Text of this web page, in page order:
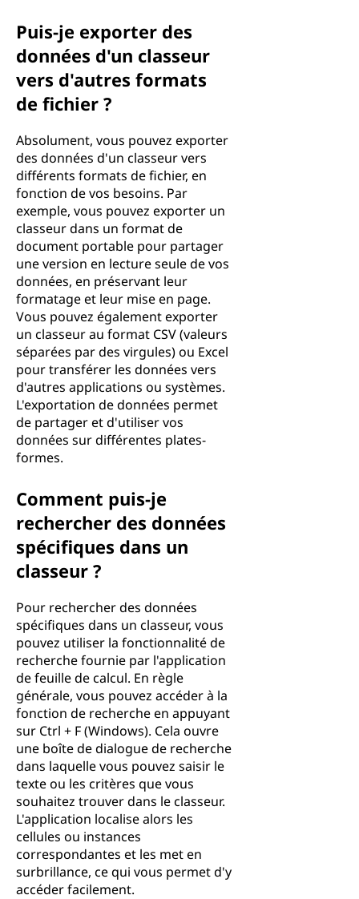
Puis-je exporter des
données d'un classeur
vers d'autres formats
de fichier ?
Absolument, vous pouvez exporter
des données d'un classeur vers
différents formats de fichier, en
fonction de vos besoins. Par
exemple, vous pouvez exporter un
classeur dans un format de
document portable pour partager
une version en lecture seule de vos
données, en préservant leur
formatage et leur mise en page.
Vous pouvez également exporter
un classeur au format CSV (valeurs
séparées par des virgules) ou Excel
pour transférer les données vers
d'autres applications ou systèmes.
L'exportation de données permet
de partager et d'utiliser vos
données sur différentes plates-
formes.
Comment puis-je
rechercher des données
spécifiques dans un
classeur ?
Pour rechercher des données
spécifiques dans un classeur, vous
pouvez utiliser la fonctionnalité de
recherche fournie par l'application
de feuille de calcul. En règle
générale, vous pouvez accéder à la
fonction de recherche en appuyant
sur Ctrl + F (Windows). Cela ouvre
une boîte de dialogue de recherche
dans laquelle vous pouvez saisir le
texte ou les critères que vous
souhaitez trouver dans le classeur.
L'application localise alors les
cellules ou instances
correspondantes et les met en
surbrillance, ce qui vous permet d'y
accéder facilement.